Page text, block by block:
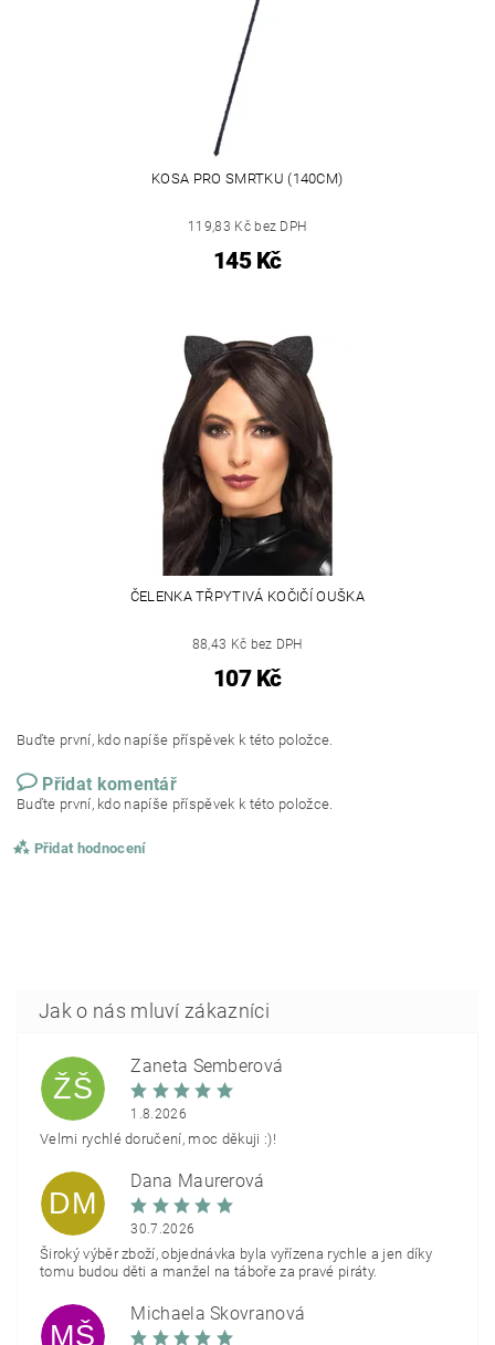
KOSA PRO SMRTKU (140CM)
119,83 Kč bez DPH
145 Kč
ČELENKA TŘPYTIVÁ KOČIČÍ OUŠKA
88,43 Kč bez DPH
107 Kč
Buďte první, kdo napíše příspěvek k této položce.
Přidat komentář
Buďte první, kdo napíše příspěvek k této položce.
Přidat hodnocení
ŽŠ
Žaneta Šemberová
1.8.2026
Velmi rychlé doručení, moc děkuji :)!
DM
Dana Maurerová
30.7.2026
Široký výběr zboží, objednávka byla vyřízena rychle a jen díky
tomu budou děti a manžel na táboře za pravé piráty.
MŠ
Michaela Škovranová